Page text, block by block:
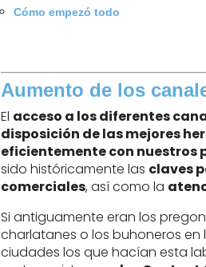
Cómo empezó todo
Aumento de los
El acceso a los diferentes
disposición de las mejores
eficientemente con nuestros
sido históricamente las claves
comerciales, así como la
Si antiguamente eran los
charlatanes o los buhoneros en
ciudades los que hacían esta